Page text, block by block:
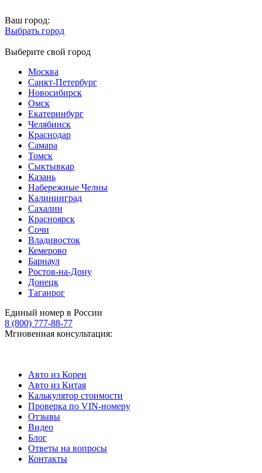
Ваш город:
Выбрать город
Выберите свой город
Москва
Санкт-Петербург
Новосибирск
Омск
Екатеринбург
Челябинск
Краснодар
Самара
Томск
Сыктывкар
Казань
Набережные Челны
Калининград
Сахалин
Красноярск
Сочи
Владивосток
Кемерово
Барнаул
Ростов-на-Дону
Донецк
Таганрог
Единый номер в России
8 (800) 777-88-77
Мгновенная консультация:
Авто из Кореи
Авто из Китая
Калькулятор стоимости
Проверка по VIN-номеру
Отзывы
Видео
Блог
Ответы на вопросы
Контакты